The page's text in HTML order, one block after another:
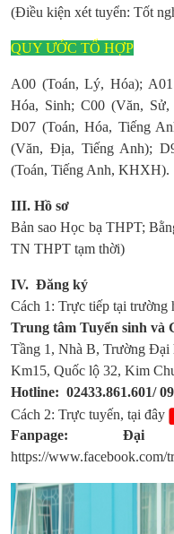
(Điều kiện xét tuyển: Tốt
QUY ƯỚC TỔ HỢP
A00 (Toán, Lý, Hóa);
Hóa, Sinh; C00 (Văn,
D07 (Toán, Hóa, Tiếng
(Văn, Địa, Tiếng Anh);
(Toán, Tiếng Anh, KHXH).
III. Hồ sơ
Bản sao Học bạ THPT;
TN THPT tạm thời)
IV. Đăng ký
Cách 1: Trực tiếp tại trường
Trung tâm Tuyển sinh và
Tầng 1, Nhà B, Trường Đại
Km15, Quốc lộ 32, Kim
Hotline: 02433.861.601/
Cách 2: Trực tuyến, tại đây
Fanpage:
https://www.facebook.com/